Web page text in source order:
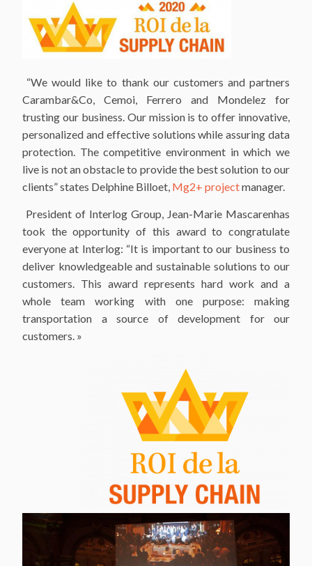
“We would like to thank our customers and partners
Carambar&Co, Cemoi, Ferrero and Mondelez for
trusting our business. Our mission is to offer innovative,
personalized and effective solutions while assuring data
protection. The competitive environment in which we
live is not an obstacle to provide the best solution to our
clients” states Delphine Billoet, Mg2+ projectmanager.
President of Interlog Group, Jean-Marie Mascarenhas
took the opportunity of this award to congratulate
everyone at Interlog: “It is important to our business to
deliver knowledgeable and sustainable solutions to our
customers. This award represents hard work and a
whole team working with one purpose: making
transportation a source of development for our
customers. »